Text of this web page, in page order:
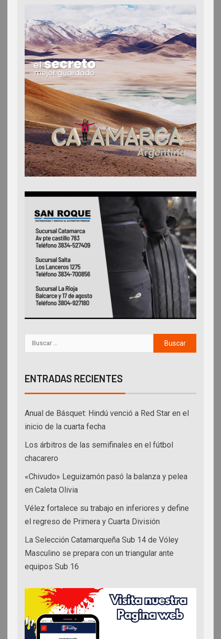
ENTRADAS RECIENTES
Anual de Básquet: Hindú venció a Red Star en el
inicio de la cuarta fecha
Los árbitros de las semifinales en el fútbol
chacarero
«Chivudo» Leguizamón pasó la balanza y pelea
en Caleta Olivia
Vélez fortalece su trabajo en inferiores y define
el regreso de Primera y Cuarta División
La Selección Catamarqueña Sub 14 de Vóley
Masculino se prepara con un triangular ante
equipos Sub 16